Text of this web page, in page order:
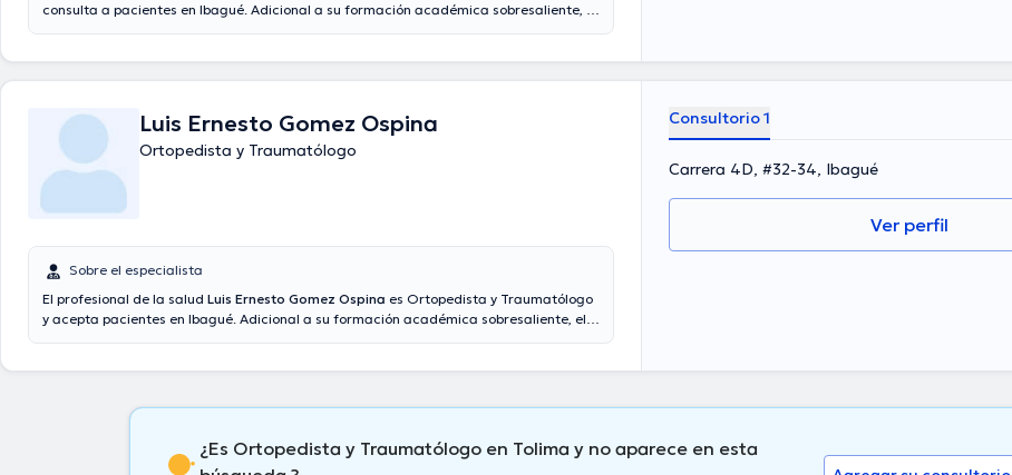
consulta a pacientes en Ibagué. Adicional a su formación académica sobresaliente, el
una formación continua en su disciplina de especialización y ha difundido diversos
comunicados. Español es el idioma principal operados por el doctor.
Luis Ernesto Gomez Ospina
Ortopedista y Traumatólogo
Sobre el especialista
El profesional de la salud Luis Ernesto Gomez Ospina es Ortopedista y Traumatólogo
y acepta pacientes en Ibagué. Adicional a su formación académica sobresaliente, el
formación continua en su ámbito de especialización y ha anunciado numerosos
artículos. Finalmente, el doctor puede hablar Español en su consultorio.
Consultorio 1
Carrera 4D, #32-34, Ibagué
Ver perfil
¿Es Ortopedista y Traumatólogo en Tolima y no aparece en esta